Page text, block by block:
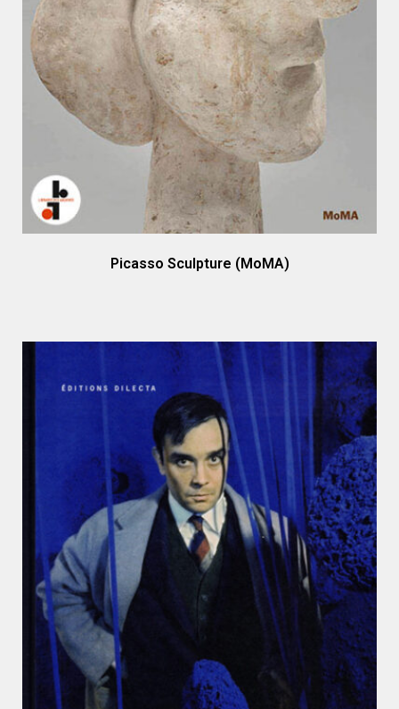
Picasso Sculpture (MoMA)